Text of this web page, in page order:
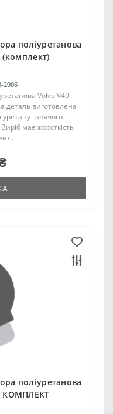
поліуретанова
(комплект)
2006
Volvo V40
деталь виготовлена
гарячого
має жорсткість
поліуретанова
КОМПЛЕКТ